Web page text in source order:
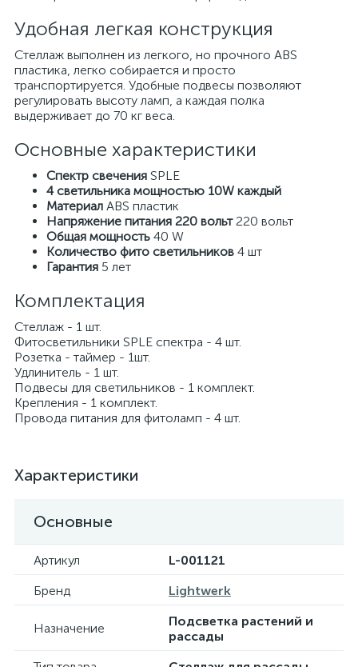
Удобная легкая конструкция
Стеллаж выполнен из легкого, но прочного ABS
пластика, легко собирается и просто
транспортируется. Удобные подвесы позволяют
регулировать высоту ламп, а каждая полка
выдерживает до 70 кг веса.
Основные характеристики
Спектр свечения SPLE
4 светильника мощностью 10W каждый
Материал ABS пластик
Напряжение питания 220 вольт220 вольт
Общая мощность 40 W
Количество фито светильников 4 шт
Гарантия 5 лет
Комплектация
Стеллаж - 1 шт.
Фитосветильники SPLE спектра - 4 шт.
Розетка - таймер - 1шт.
Удлинитель - 1 шт.
Подвесы для светильников - 1 комплект.
Крепления - 1 комплект.
Провода питания для фитоламп - 4 шт.
Характеристики
Основные
Артикул
L-001121
Бренд
Lightwerk
Назначение
Подсветка растений и
рассады